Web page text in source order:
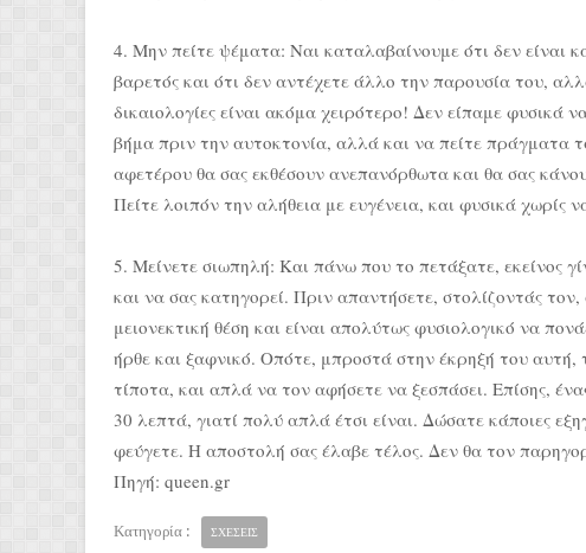
4. Μην πείτε ψέματα: Ναι καταλαβαίνουμε ότι δεν είναι
βαρετός και ότι δεν αντέχετε άλλο την παρουσία του,
δικαιολογίες είναι ακόμα χειρότερο! Δεν είπαμε φυσικά
βήμα πριν την αυτοκτονία, αλλά και να πείτε πράγματα
αφετέρου θα σας εκθέσουν ανεπανόρθωτα και θα σας
Πείτε λοιπόν την αλήθεια με ευγένεια, και φυσικά χωρίς
5. Μείνετε σιωπηλή: Και πάνω που το πετάξατε, εκείνος
και να σας κατηγορεί. Πριν απαντήσετε, στολίζοντάς τον,
μειονεκτική θέση και είναι απολύτως φυσιολογικό να
ήρθε και ξαφνικό. Οπότε, μπροστά στην έκρηξή του αυτή,
τίποτα, και απλά να τον αφήσετε να ξεσπάσει. Επίσης,
30 λεπτά, γιατί πολύ απλά έτσι είναι. Δώσατε κάποιες
φεύγετε. Η αποστολή σας έλαβε τέλος. Δεν θα τον
Πηγή: queen.gr
Κατηγορία : ΣΧΕΣΕΙΣ